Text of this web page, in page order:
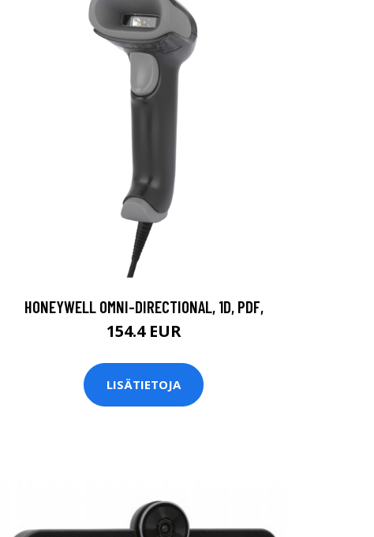
HONEYWELL OMNI-DIRECTIONAL, 1D, PDF,
154.4 EUR
LISÄTIETOJA